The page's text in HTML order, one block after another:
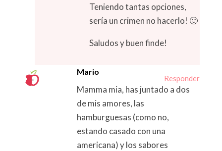
Teniendo tantas opciones,
sería un crimen no hacerlo! 🙂
Saludos y buen finde!
Responder
Mario
Mamma mia, has juntado a dos
de mis amores, las
hamburguesas (como no,
estando casado con una
americana) y los sabores